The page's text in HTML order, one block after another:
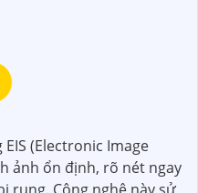
Camera 4K Siêu Sắc Nét:
chọn hoàn hảo cho việc
rõ nét, sống động và chi
đại, Camera này cung
(Electronic Image
ảnh ổn định, rõ nét ngay